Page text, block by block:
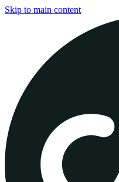
Skip to main content